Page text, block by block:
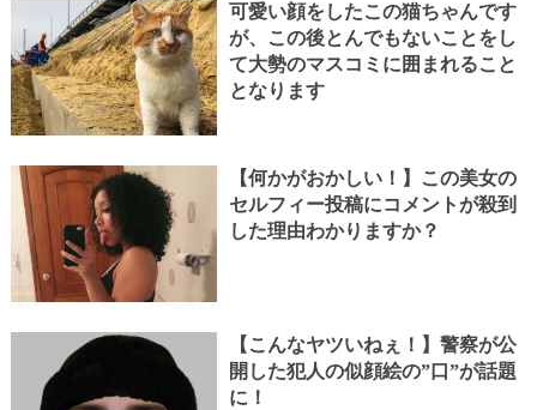
可愛い顔をしたこの猫ちゃんです
が、この後とんでもないことをし
て大勢のマスコミに囲まれること
となります
【何かがおかしい！】この美女の
セルフィー投稿にコメントが殺到
した理由わかりますか？
【こんなヤツいねぇ！】警察が公
開した犯人の似顔絵の”口”が話題
に！